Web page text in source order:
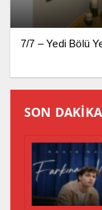
7/7 – Yedi Bölü
SON DAKİKA